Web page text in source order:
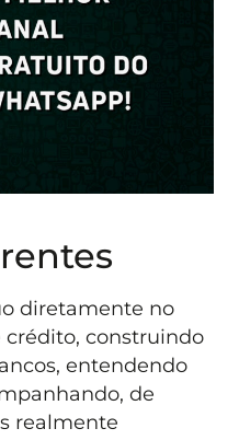
diretamente no
crédito, construindo
entendendo
de
realmente